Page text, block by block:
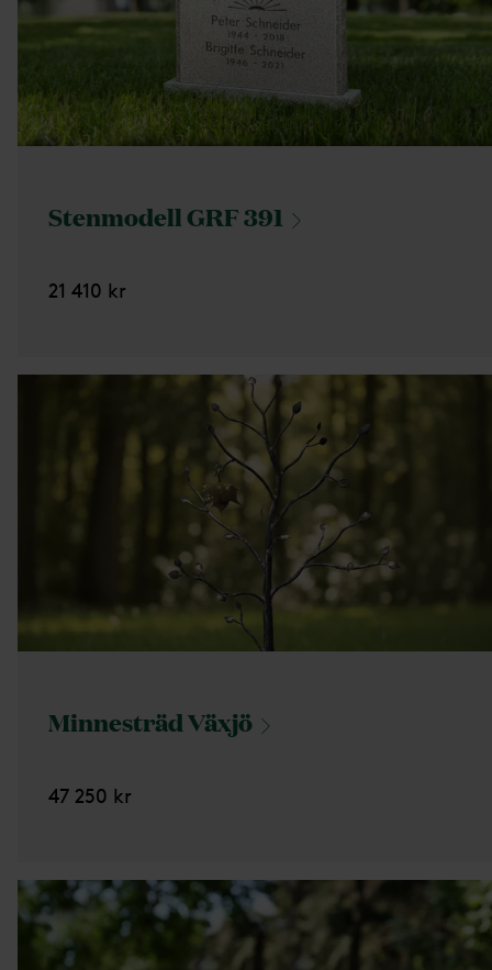
Stenmodell GRF391
21 410 kr
MinnesträdVäxjö
47 250 kr